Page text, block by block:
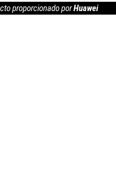
proporcionado porHuawei